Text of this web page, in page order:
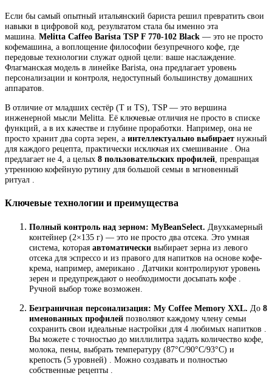
Если бы самый опытный итальянский бариста решил превратить свои
навыки в цифровой код, результатом стала бы именно эта
машина. Melitta Caffeo Barista TSP F 770-102 Black — это не просто
кофемашина, а воплощение философии безупречного кофе, где
передовые технологии служат одной цели: ваше наслаждение.
Флагманская модель в линейке Barista, она предлагает уровень
персонализации и контроля, недоступный большинству домашних
аппаратов.
В отличие от младших сестёр (T и TS), TSP — это вершина
инженерной мысли Melitta. Её ключевые отличия не просто в списке
функций, а в их качестве и глубине проработки. Например, она не
просто хранит два сорта зерен, а интеллектуально выбирает нужный
для каждого рецепта, практически исключая их смешивание . Она
предлагает не 4, а целых 8 пользовательских профилей , превращая
утреннюю кофейную рутину для большой семьи в мгновенный
ритуал .
Ключевые технологии и преимущества
Полный контроль над зерном: MyBeanSelect. Двухкамерный
контейнер (2×135 г) — это не просто два отсека. Это умная
система, которая автоматически выбирает зерна из левого
отсека для эспрессо и из правого для напитков на основе кофе-
крема, например, американо . Датчики контролируют уровень
зерен и предупреждают о необходимости досыпать кофе .
Ручной выбор тоже возможен.
Безграничная персонализация: My Coffee Memory XXL. До 8
именованных профилей позволяют каждому члену семьи
сохранить свои идеальные настройки для 4 любимых напитков .
Вы можете с точностью до миллилитра задать количество кофе,
молока, пены, выбрать температуру (87°C/90°C/93°C) и
крепость (5 уровней) . Можно создавать и полностью
собственные рецепты .